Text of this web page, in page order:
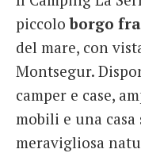
piccoloborgo
del mare, con
Montsegur.
camper e case,
mobili e una
meravigliosa